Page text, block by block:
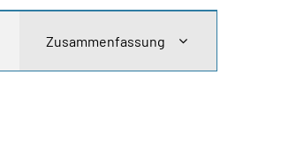
Ansichten-
Navigation
Zusammenfassung